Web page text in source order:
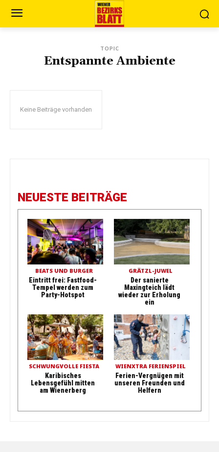
TOPIC
Entspannte Ambiente
Keine Beiträge vorhanden
NEUESTE BEITRÄGE
BEATS UND BURGER
Eintritt frei: Fastfood-
Tempel werden zum
Party-Hotspot
GRÄTZL-JUWEL
Der sanierte
Maxingteich lädt
wieder zur Erholung
ein
SCHWUNGVOLLE FIESTA
Karibisches
Lebensgefühl mitten
am Wienerberg
WIENXTRA FERIENSPIEL
Ferien-Vergnügen mit
unseren Freunden und
Helfern